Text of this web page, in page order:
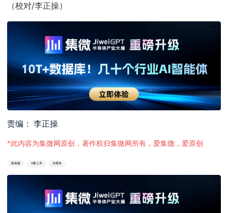
（校对/李正操）
责编： 李正操
*此内容为集微网原创，著作权归集微网所有，爱集微，爱原创
新易盛 H股上市 光模块